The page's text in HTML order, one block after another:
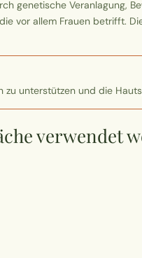
genetische Veranlagung,
vor allem Frauen betrifft.
unterstützen und die
verwendet